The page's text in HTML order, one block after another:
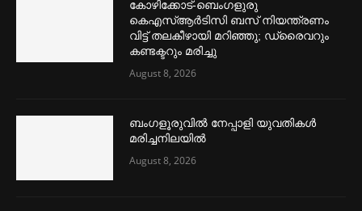
കോഴിക്കോട്-ബെംഗളുരു
കെഎസ്ആർടിസി ബസ് നിയന്ത്രണം
വിട്ട് തലകീഴായി മറിഞ്ഞു; ഡ്രൈവറും
കണ്ടക്ട‌റും മരിച്ചു
August 8, 2026
ബംഗളൂരുവില്‍ നേപ്പാളി യുവതികള്‍
മരിച്ചനിലയില്‍
August 8, 2026